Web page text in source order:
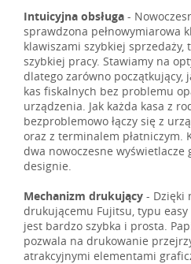
Intuicyjna obsługa -
sprawdzona pełnowymiarowa
klawiszami szybkiej sprzedaży,
szybkiej pracy. Stawiamy na
dlatego zarówno
kas fiskalnych bez problemu
urządzenia. Jak każda kasa z
bezproblemowo łączy się z
oraz z terminalem płatniczym.
dwa nowoczesne
designie.
Mechanizm drukujący - Dzięki
drukującemu Fujitsu, typu
jest bardzo szybka i prosta.
pozwala na drukowanie
atrakcyjnymi elementami